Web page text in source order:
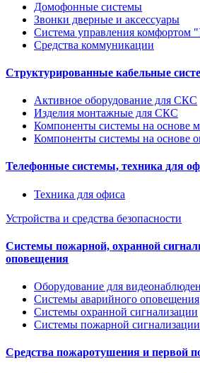
Домофонные системы
Звонки дверные и аксессуары
Система управления комфортом
Средства коммуникации
Структурированные кабельные
Активное оборудование для СКС
Изделия монтажные для СКС
Компоненты системы на основе
Компоненты системы на основе
Телефонные системы, техника для
Техника для офиса
Устройства и средства безопасности
Системы пожарной, охранной
оповещения
Оборудование для
Системы аварийного оповещения
Системы охранной сигнализации
Системы пожарной сигнализации
Средства пожаротушения и первой